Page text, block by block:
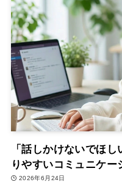
「話しかけないでほ
りやすいコミュニケー
2026年6月24日